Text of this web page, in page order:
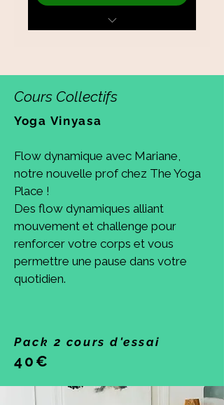
Méthode Pilates / Coaching
Cours Collectifs
Yoga Vinyasa
Flow dynamique avec Mariane,
notre nouvelle prof chez The Yoga
Place !
Des flow dynamiques alliant
mouvement et challenge pour
renforcer votre corps et vous
permettre une pause dans votre
quotidien.
Pack 2 cours d'essai
40€